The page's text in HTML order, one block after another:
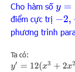
Cho hàm sốy=3x
điểm cực trị −2,−
phương trình
Ta có:
y′=12 (x3+2x 2− x−2)